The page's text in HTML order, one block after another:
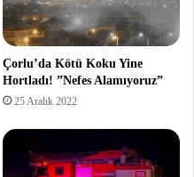
Çorlu’da Kötü Koku Yine
Hortladı! ”Nefes Alamıyoruz”
25 Aralık 2022